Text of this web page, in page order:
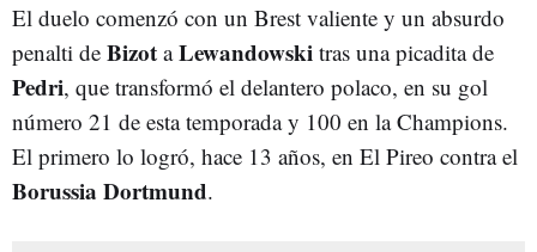
El duelo comenzó con un Brest valiente y un absurdo
penalti de Bizot aLewandowski tras una picadita de
Pedri, que transformó el delantero polaco, en su gol
número 21 de esta temporada y 100 en la Champions.
El primero lo logró, hace 13 años, en El Pireo contra el
Borussia Dortmund.